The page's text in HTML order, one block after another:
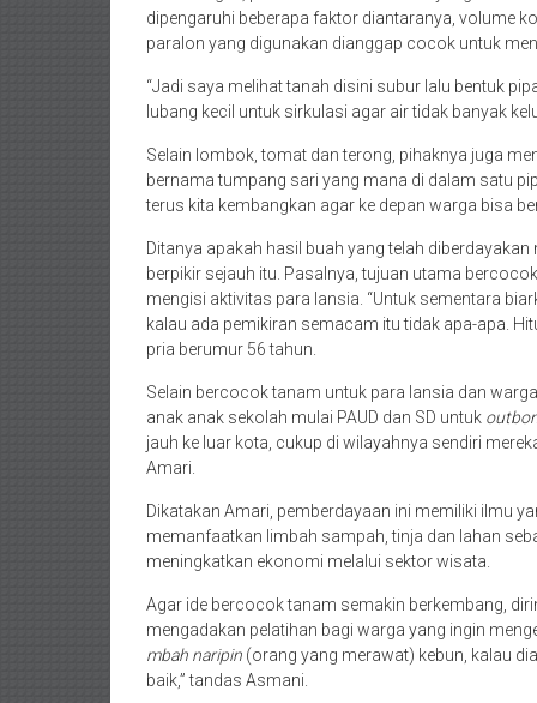
dipengaruhi beberapa faktor diantaranya, volume
paralon yang digunakan dianggap cocok untuk
“Jadi saya melihat tanah disini subur lalu bentuk
lubang kecil untuk sirkulasi agar air tidak banyak
Selain lombok, tomat dan terong, pihaknya juga
bernama tumpang sari yang mana di dalam satu
terus kita kembangkan agar ke depan warga bisa
Ditanya apakah hasil buah yang telah
berpikir sejauh itu. Pasalnya, tujuan utama
mengisi aktivitas para lansia. “Untuk sementara
kalau ada pemikiran semacam itu tidak apa-apa.
pria berumur 56 tahun.
Selain bercocok tanam untuk para lansia dan
anak anak sekolah mulai PAUD dan SD untuk
jauh ke luar kota, cukup di wilayahnya sendiri
Amari.
Dikatakan Amari, pemberdayaan ini memiliki ilmu
memanfaatkan limbah sampah, tinja dan lahan
meningkatkan ekonomi melalui sektor wisata.
Agar ide bercocok tanam semakin berkembang,
mengadakan pelatihan bagi warga yang ingin
mbah naripin (orang yang merawat) kebun, kalau
baik,” tandas Asmani.